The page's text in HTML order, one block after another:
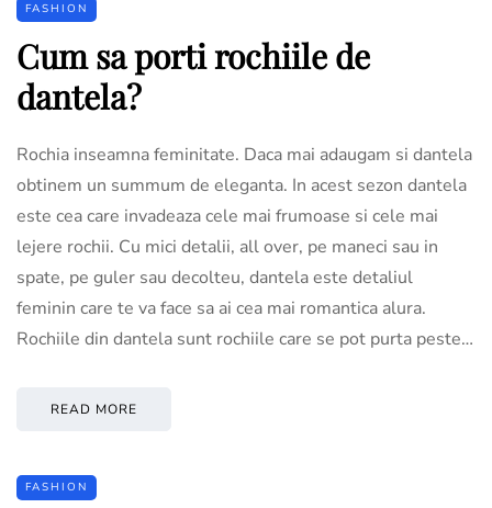
FASHION
Cum sa porti rochiile de
dantela?
Rochia inseamna feminitate. Daca mai adaugam si dantela
obtinem un summum de eleganta. In acest sezon dantela
este cea care invadeaza cele mai frumoase si cele mai
lejere rochii. Cu mici detalii, all over, pe maneci sau in
spate, pe guler sau decolteu, dantela este detaliul
feminin care te va face sa ai cea mai romantica alura.
Rochiile din dantela sunt rochiile care se pot purta peste…
READ MORE
FASHION